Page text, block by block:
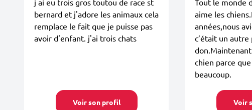
j ai eu trois gros toutou de race st
bernard et j'adore les animaux cela
remplace le fait que je puisse pas
avoir d'enfant. j'ai trois chats
Voir son profil
Tout le monde
aime les
années,nous
c’était un autre
chien parce
beaucoup.
Voir